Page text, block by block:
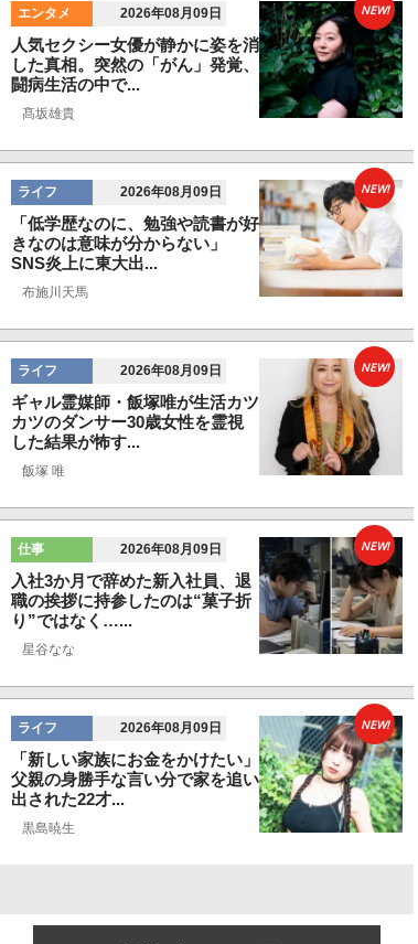
エンタメ 2026年08月09日
人気セクシー女優が静かに姿を消
した真相。突然の「がん」発覚、
闘病生活の中で...
髙坂雄貴
NEW!
ライフ 2026年08月09日
「低学歴なのに、勉強や読書が好
きなのは意味が分からない」
SNS炎上に東大出...
布施川天馬
NEW!
ライフ 2026年08月09日
ギャル霊媒師・飯塚唯が生活カツ
カツのダンサー30歳女性を霊視
した結果が怖す...
飯塚 唯
NEW!
仕事 2026年08月09日
入社3か月で辞めた新入社員、退
職の挨拶に持参したのは“菓子折
り”ではなく…...
星谷なな
NEW!
ライフ 2026年08月09日
「新しい家族にお金をかけたい」
父親の身勝手な言い分で家を追い
出された22才...
黒島暁生
NEW!